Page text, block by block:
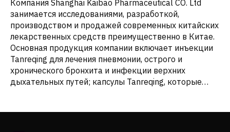
Компания Shanghai Kaibao Pharmaceutical CO. Ltd
занимается исследованиями, разработкой,
производством и продажей современных китайских
лекарственных средств преимущественно в Китае.
Основная продукция компании включает инъекции
Tanreqing для лечения пневмонии, острого и
хронического бронхита и инфекции верхних
дыхательных путей; капсулы Tanreqing, которые
функцию печени при различных острых и